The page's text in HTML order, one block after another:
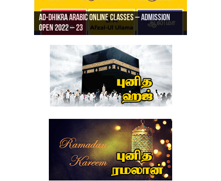
Ad-Dhikra Arabic Online Classes – Admission
Open 2022 – 23
Ad-Dhikra Arabic Online Classes – BA Arabic
AD DHIKRA ARABIC COLLEGE ADMISSION
ரியாத் ஜும்ஆ தமிழாக்கம், Jamia Al Hajiri
Masjid (Kuwait Masjid), Malaz, Riyadh